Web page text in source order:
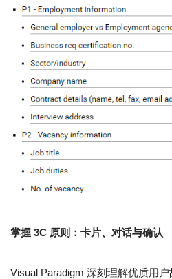
掌握 3C 原则：卡片、对话与确认
Visual Paradigm 深刻理解优质用